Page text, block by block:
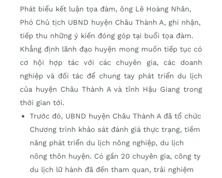
Phát biểu kết luận tọa đàm, ông Lê Hoàng Nhân,
Phó Chủ tịch UBND huyện Châu Thành A, ghi nhận,
tiếp thu những ý kiến đóng góp tại buổi tọa đàm.
Khẳng định lãnh đạo huyện mong muốn tiếp tục có
cơ hội hợp tác với các chuyên gia, các doanh
nghiệp và đối tác để chung tay phát triển du lịch
của huyện Châu Thành A và tỉnh Hậu Giang trong
thời gian tới.
Trước đó, UBND huyện Châu Thành A đã tổ chức
Chương trình khảo sát đánh giá thực trạng, tiềm
năng phát triển du lịch nông nghiệp, du lịch
nông thôn huyện. Có gần 20 chuyên gia, công ty
du lịch lữ hành đã đến tham quan, trải nghiệm